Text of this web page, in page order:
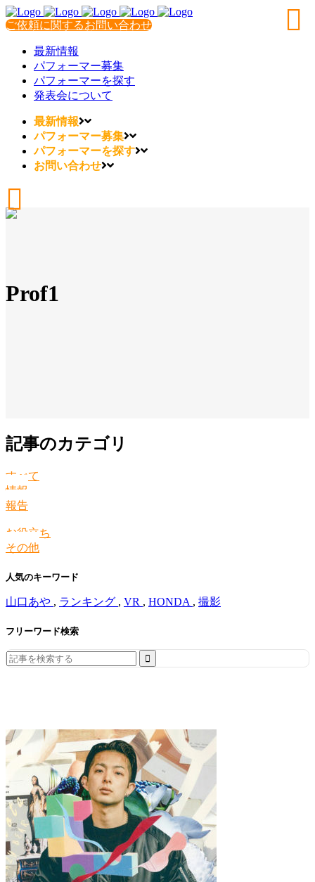
ご依頼に関するお問い合わせ
最新情報
パフォーマー募集
パフォーマーを探す
発表会について
最新情報
パフォーマー募集
パフォーマーを探す
お問い合わせ
Prof1
記事のカテゴリ
すべて
情報
報告
お役立ち
その他
人気のキーワード
山口あや , ランキング , VR , HONDA , 撮影
フリーワード検索
Search
for: